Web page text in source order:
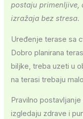
postaju primenljive,
izražaja bez stresa.
Uređenje terase sa
Dobro planirana
biljke, treba uzeti u
na terasi trebaju
Pravilno
izgledaju zdrave i